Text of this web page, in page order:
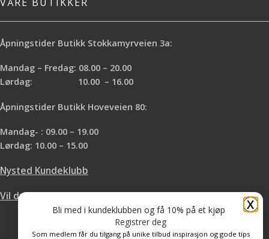
Åpningstider Butikk Stokkamyrveien 3a:
Mandag – Fredag: 08.00 – 20.00
Lørdag: 10.00 – 16.00
Åpningstider Butikk Hoveveien 80:
Mandag- : 09.00 – 19.00
Lørdag: 10.00 – 15.00
Nysted Kundeklubb
Vil du leie hos oss?
X
Bli med i kundeklubben og få 10% på et kjøp
Registrer deg
Som medlem får du tilgang på unike tilbud inspirasjon og gode tips